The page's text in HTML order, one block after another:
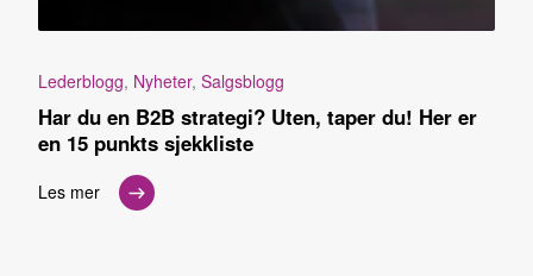
Lederblogg, Nyheter, Salgsblogg
Har du en B2B strategi? Uten, taper du! Her er
en 15 punkts sjekkliste
Les mer